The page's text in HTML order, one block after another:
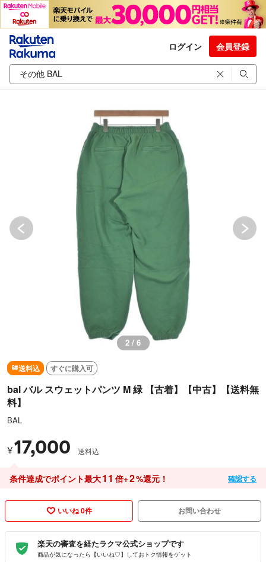
ログイン 会員登録
2 / 6
送料込 すぐに購入可
bal バル スウェットパンツ M 緑 【古着】【中古】【送料無
料】
BAL
¥17,000 送料込
条件達成でポイント最大11 倍+2%還元！ 確認する
いいね 0件 お問い合わせ
楽天の審査を経たラクマ公式ショップです
商品が気になったら【いいね♡】しておトク情報をゲット